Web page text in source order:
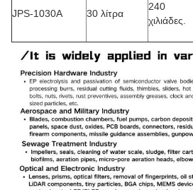
JPS-1030Α 30 λίτρα
240
χιλιάδες.